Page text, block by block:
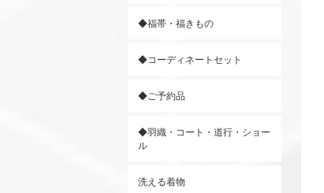
◆福帯・福きもの
◆コーディネートセット
◆ご予約品
◆羽織・コート・道行・ショー
ル
洗える着物